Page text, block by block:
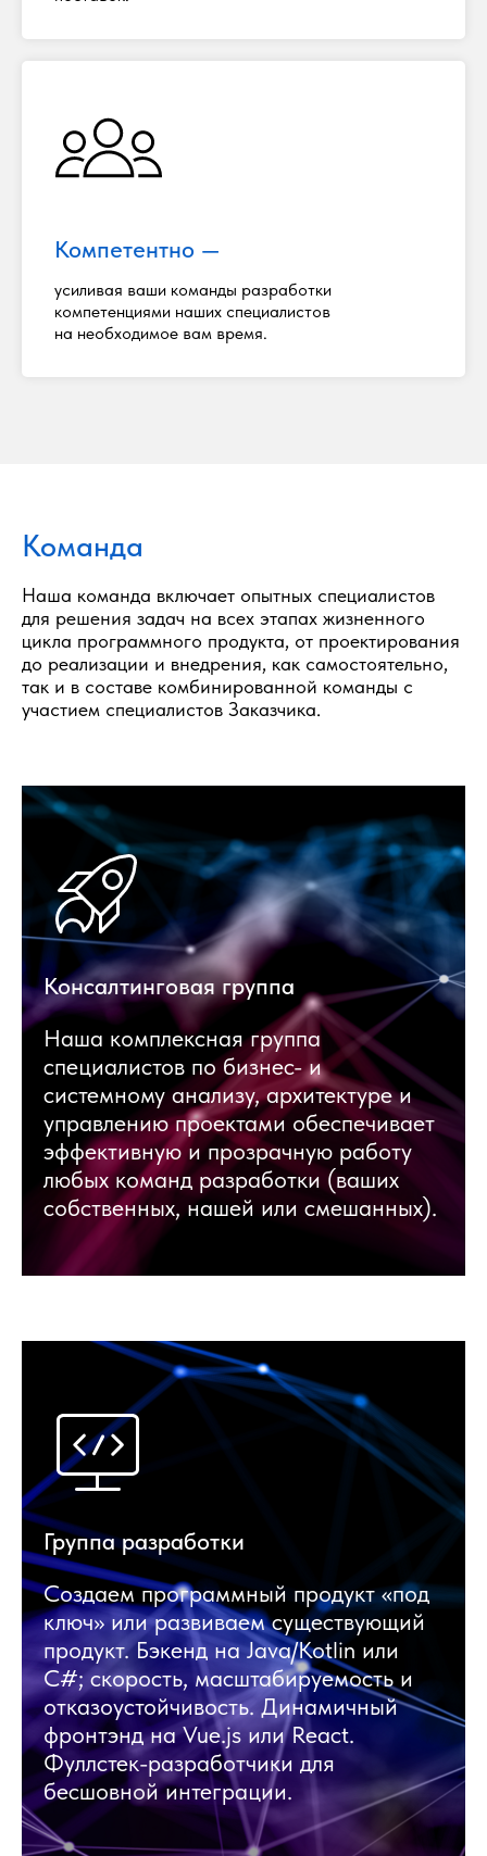
Компетентно —
усиливая ваши команды разработки
компетенциями наших специалистов
на необходимое вам время.
Команда
Наша команда включает опытных специалистов
для решения задач на всех этапах жизненного
цикла программного продукта, от проектирования
до реализации и внедрения, как самостоятельно,
так и в составе комбинированной команды с
участием специалистов Заказчика.
Консалтинговая группа
Наша комплексная группа
специалистов по бизнес- и
системному анализу, архитектуре и
управлению проектами обеспечивает
эффективную и прозрачную работу
любых команд разработки (ваших
собственных, нашей или смешанных).
Группа разработки
Создаем программный продукт «под
ключ» или развиваем существующий
продукт. Бэкенд на Java/Kotlin или
C#; скорость, масштабируемость и
отказоустойчивость. Динамичный
фронтэнд на Vue.js или React.
Фуллстек-разработчики для
бесшовной интеграции.